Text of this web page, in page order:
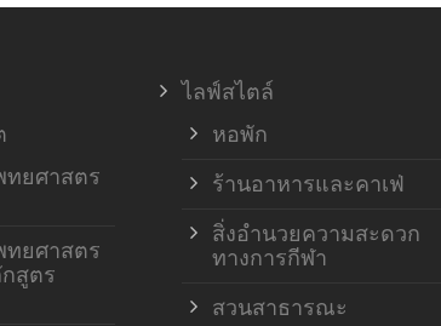
ยศาสตร
ยศาสตร
สูตร
ไลฟ์สไตล์
หอพัก
ร้านอาหารและคาเฟ่
สิ่งอำนวยความสะดวก
ทางการกีฬา
สวนสาธารณะ